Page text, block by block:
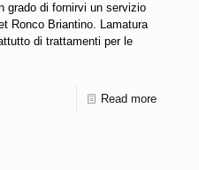
grado di fornirvi un servizio
Ronco Briantino. Lamatura
di trattamenti per le
Read more